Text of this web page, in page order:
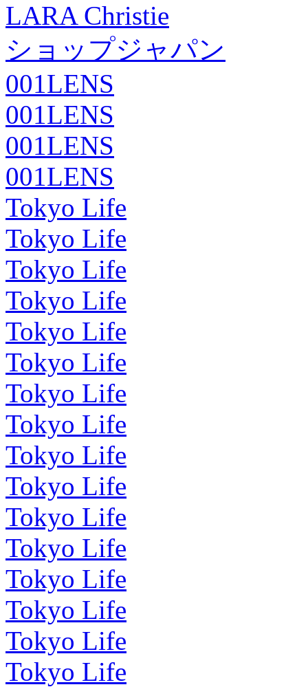
LARA Christie
ショップジャパン
001LENS
001LENS
001LENS
001LENS
Tokyo Life
Tokyo Life
Tokyo Life
Tokyo Life
Tokyo Life
Tokyo Life
Tokyo Life
Tokyo Life
Tokyo Life
Tokyo Life
Tokyo Life
Tokyo Life
Tokyo Life
Tokyo Life
Tokyo Life
Tokyo Life